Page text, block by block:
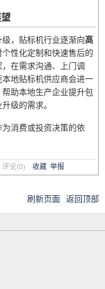
，贴标机行业逐渐向高
性化定制和快速售后的
在需求沟通、上门调
地贴标机供应商会进一
助本地生产企业提升包
级的需求。
消费或投资决策的依
论(0) 收藏 举报
刷新页面 返回顶部